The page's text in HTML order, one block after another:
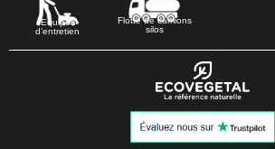
Equipes
d’entretien
Flotte de camions
silos